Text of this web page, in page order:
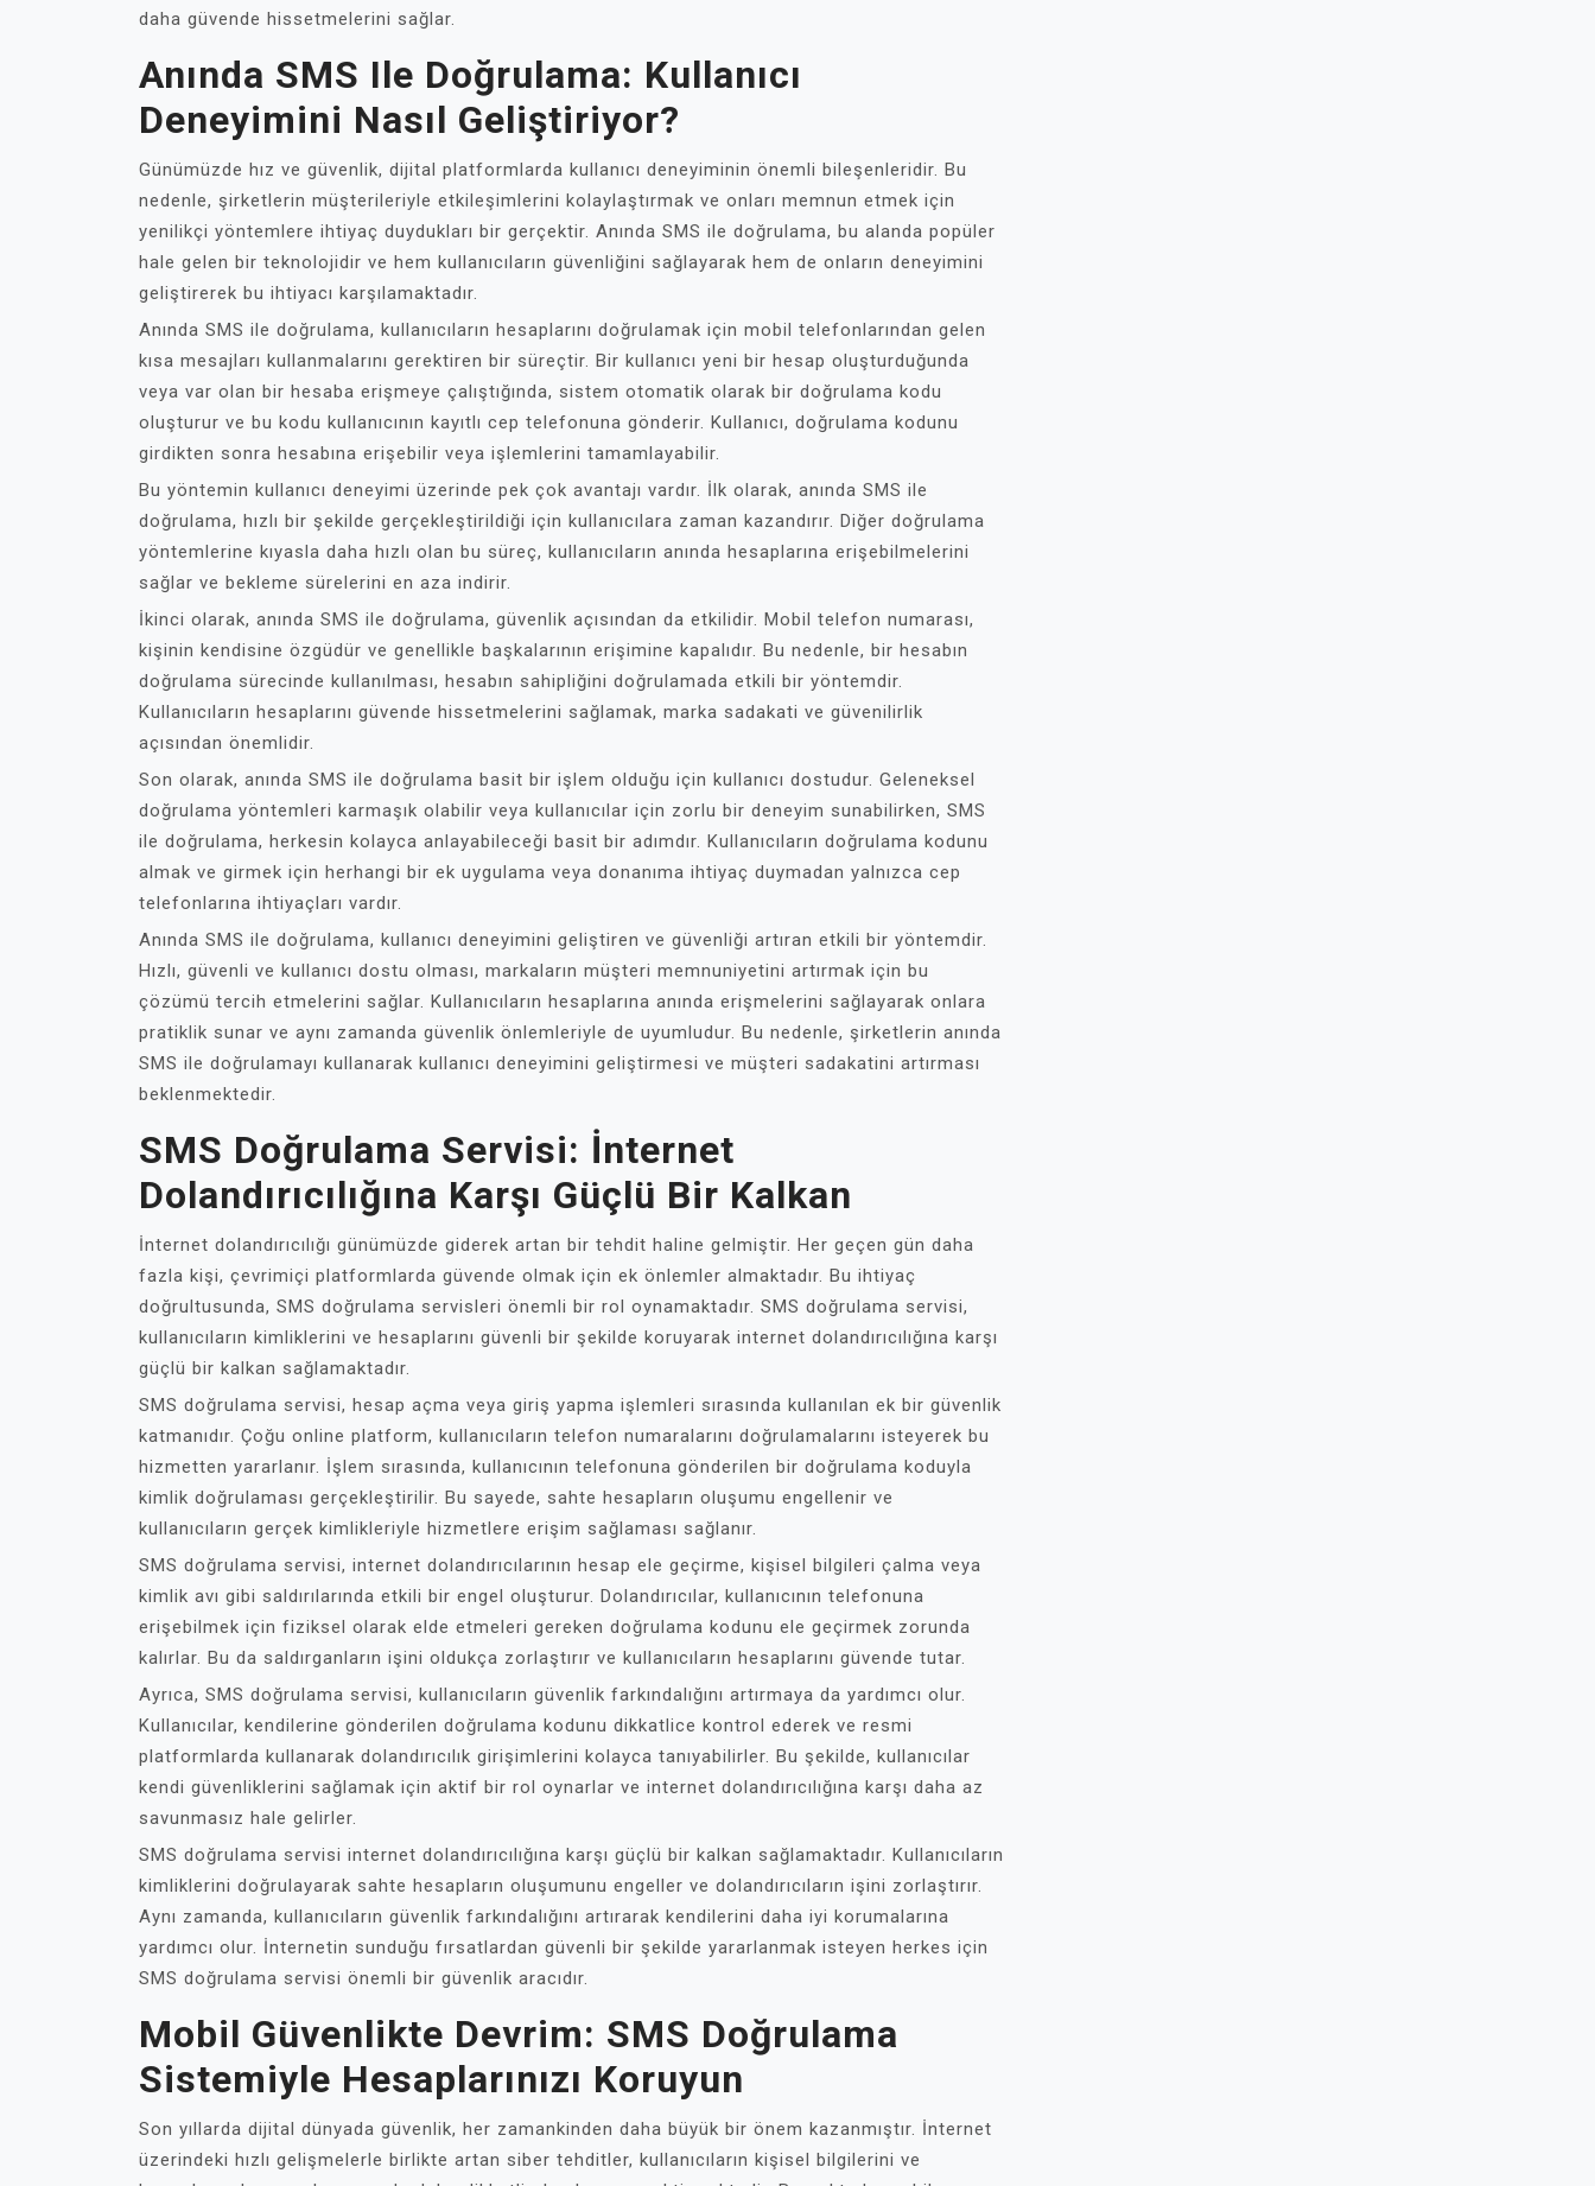
daha güvende hissetmelerini sağlar.
Anında SMS Ile Doğrulama: Kullanıcı
Deneyimini Nasıl Geliştiriyor?
Günümüzde hız ve güvenlik, dijital platformlarda kullanıcı deneyiminin önemli bileşenleridir. Bu
nedenle, şirketlerin müşterileriyle etkileşimlerini kolaylaştırmak ve onları memnun etmek için
yenilikçi yöntemlere ihtiyaç duydukları bir gerçektir. Anında SMS ile doğrulama, bu alanda popüler
hale gelen bir teknolojidir ve hem kullanıcıların güvenliğini sağlayarak hem de onların deneyimini
geliştirerek bu ihtiyacı karşılamaktadır.
Anında SMS ile doğrulama, kullanıcıların hesaplarını doğrulamak için mobil telefonlarından gelen
kısa mesajları kullanmalarını gerektiren bir süreçtir. Bir kullanıcı yeni bir hesap oluşturduğunda
veya var olan bir hesaba erişmeye çalıştığında, sistem otomatik olarak bir doğrulama kodu
oluşturur ve bu kodu kullanıcının kayıtlı cep telefonuna gönderir. Kullanıcı, doğrulama kodunu
girdikten sonra hesabına erişebilir veya işlemlerini tamamlayabilir.
Bu yöntemin kullanıcı deneyimi üzerinde pek çok avantajı vardır. İlk olarak, anında SMS ile
doğrulama, hızlı bir şekilde gerçekleştirildiği için kullanıcılara zaman kazandırır. Diğer doğrulama
yöntemlerine kıyasla daha hızlı olan bu süreç, kullanıcıların anında hesaplarına erişebilmelerini
sağlar ve bekleme sürelerini en aza indirir.
İkinci olarak, anında SMS ile doğrulama, güvenlik açısından da etkilidir. Mobil telefon numarası,
kişinin kendisine özgüdür ve genellikle başkalarının erişimine kapalıdır. Bu nedenle, bir hesabın
doğrulama sürecinde kullanılması, hesabın sahipliğini doğrulamada etkili bir yöntemdir.
Kullanıcıların hesaplarını güvende hissetmelerini sağlamak, marka sadakati ve güvenilirlik
açısından önemlidir.
Son olarak, anında SMS ile doğrulama basit bir işlem olduğu için kullanıcı dostudur. Geleneksel
doğrulama yöntemleri karmaşık olabilir veya kullanıcılar için zorlu bir deneyim sunabilirken, SMS
ile doğrulama, herkesin kolayca anlayabileceği basit bir adımdır. Kullanıcıların doğrulama kodunu
almak ve girmek için herhangi bir ek uygulama veya donanıma ihtiyaç duymadan yalnızca cep
telefonlarına ihtiyaçları vardır.
Anında SMS ile doğrulama, kullanıcı deneyimini geliştiren ve güvenliği artıran etkili bir yöntemdir.
Hızlı, güvenli ve kullanıcı dostu olması, markaların müşteri memnuniyetini artırmak için bu
çözümü tercih etmelerini sağlar. Kullanıcıların hesaplarına anında erişmelerini sağlayarak onlara
pratiklik sunar ve aynı zamanda güvenlik önlemleriyle de uyumludur. Bu nedenle, şirketlerin anında
SMS ile doğrulamayı kullanarak kullanıcı deneyimini geliştirmesi ve müşteri sadakatini artırması
beklenmektedir.
SMS Doğrulama Servisi: İnternet
Dolandırıcılığına Karşı Güçlü Bir Kalkan
İnternet dolandırıcılığı günümüzde giderek artan bir tehdit haline gelmiştir. Her geçen gün daha
fazla kişi, çevrimiçi platformlarda güvende olmak için ek önlemler almaktadır. Bu ihtiyaç
doğrultusunda, SMS doğrulama servisleri önemli bir rol oynamaktadır. SMS doğrulama servisi,
kullanıcıların kimliklerini ve hesaplarını güvenli bir şekilde koruyarak internet dolandırıcılığına karşı
güçlü bir kalkan sağlamaktadır.
SMS doğrulama servisi, hesap açma veya giriş yapma işlemleri sırasında kullanılan ek bir güvenlik
katmanıdır. Çoğu online platform, kullanıcıların telefon numaralarını doğrulamalarını isteyerek bu
hizmetten yararlanır. İşlem sırasında, kullanıcının telefonuna gönderilen bir doğrulama koduyla
kimlik doğrulaması gerçekleştirilir. Bu sayede, sahte hesapların oluşumu engellenir ve
kullanıcıların gerçek kimlikleriyle hizmetlere erişim sağlaması sağlanır.
SMS doğrulama servisi, internet dolandırıcılarının hesap ele geçirme, kişisel bilgileri çalma veya
kimlik avı gibi saldırılarında etkili bir engel oluşturur. Dolandırıcılar, kullanıcının telefonuna
erişebilmek için fiziksel olarak elde etmeleri gereken doğrulama kodunu ele geçirmek zorunda
kalırlar. Bu da saldırganların işini oldukça zorlaştırır ve kullanıcıların hesaplarını güvende tutar.
Ayrıca, SMS doğrulama servisi, kullanıcıların güvenlik farkındalığını artırmaya da yardımcı olur.
Kullanıcılar, kendilerine gönderilen doğrulama kodunu dikkatlice kontrol ederek ve resmi
platformlarda kullanarak dolandırıcılık girişimlerini kolayca tanıyabilirler. Bu şekilde, kullanıcılar
kendi güvenliklerini sağlamak için aktif bir rol oynarlar ve internet dolandırıcılığına karşı daha az
savunmasız hale gelirler.
SMS doğrulama servisi internet dolandırıcılığına karşı güçlü bir kalkan sağlamaktadır. Kullanıcıların
kimliklerini doğrulayarak sahte hesapların oluşumunu engeller ve dolandırıcıların işini zorlaştırır.
Aynı zamanda, kullanıcıların güvenlik farkındalığını artırarak kendilerini daha iyi korumalarına
yardımcı olur. İnternetin sunduğu fırsatlardan güvenli bir şekilde yararlanmak isteyen herkes için
SMS doğrulama servisi önemli bir güvenlik aracıdır.
Mobil Güvenlikte Devrim: SMS Doğrulama
Sistemiyle Hesaplarınızı Koruyun
Son yıllarda dijital dünyada güvenlik, her zamankinden daha büyük bir önem kazanmıştır. İnternet
üzerindeki hızlı gelişmelerle birlikte artan siber tehditler, kullanıcıların kişisel bilgilerini ve